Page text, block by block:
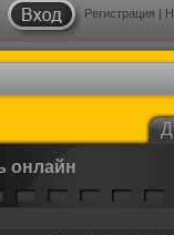
Регистрация |
онлайн